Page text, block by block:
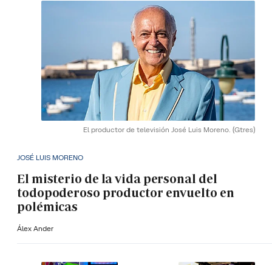
El productor de televisión José Luis Moreno. (Gtres)
JOSÉ LUIS MORENO
El misterio de la vida personal del
todopoderoso productor envuelto en
polémicas
Álex Ander